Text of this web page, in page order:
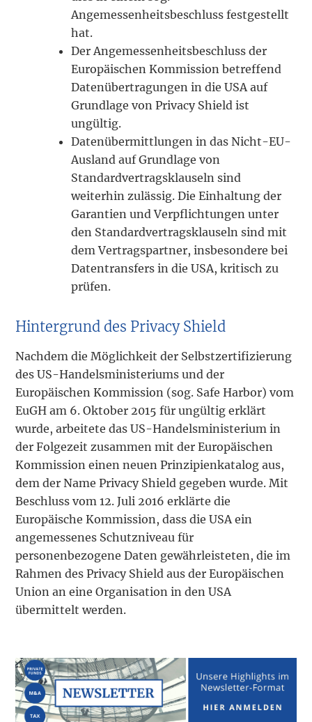
Angemessenheitsbeschluss festgestellt
hat.
Der Angemessenheitsbeschluss der
Europäischen Kommission betreffend
Datenübertragungen in die USA auf
Grundlage von Privacy Shield ist
ungültig.
Datenübermittlungen in das Nicht-EU-
Ausland auf Grundlage von
Standardvertragsklauseln sind
weiterhin zulässig. Die Einhaltung der
Garantien und Verpflichtungen unter
den Standardvertragsklauseln sind mit
dem Vertragspartner, insbesondere bei
Datentransfers in die USA, kritisch zu
prüfen.
Hintergrund des Privacy Shield
Nachdem die Möglichkeit der Selbstzertifizierung
des US-Handelsministeriums und der
Europäischen Kommission (sog. Safe Harbor) vom
EuGH am 6. Oktober 2015 für ungültig erklärt
wurde, arbeitete das US-Handelsministerium in
der Folgezeit zusammen mit der Europäischen
Kommission einen neuen Prinzipienkatalog aus,
dem der Name Privacy Shield gegeben wurde. Mit
Beschluss vom 12. Juli 2016 erklärte die
Europäische Kommission, dass die USA ein
angemessenes Schutzniveau für
personenbezogene Daten gewährleisteten, die im
Rahmen des Privacy Shield aus der Europäischen
Union an eine Organisation in den USA
übermittelt werden.